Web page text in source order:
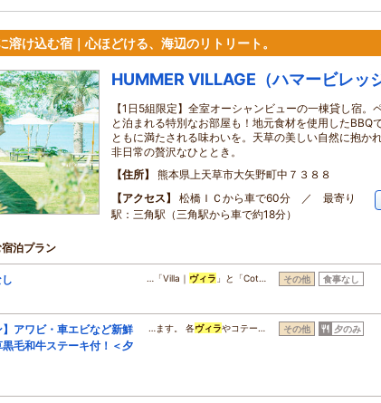
溶け込む宿｜心ほどける、海辺のリトリート。
HUMMER VILLAGE（ハマービレッジ
【1日5組限定】全室オーシャンビューの一棟貸し宿。
と泊まれる特別なお部屋も！地元食材を使用したBBQ
ともに満たされる味わいを。天草の美しい自然に抱かれ
非日常の贅沢なひととき。
住所
熊本県上天草市大矢野町中７３８８
アクセス
松橋ＩＣから車で60分 ／ 最寄り
駅：三角駅（三角駅から車で約18分）
宿泊プラン
…「Villa｜ ヴィラ 」と「Cot… その他 食事なし
】アワビ・車エビなど新鮮
毛和牛ステーキ付！＜夕
…ます。 各ヴィラやコテー… その他 夕のみ